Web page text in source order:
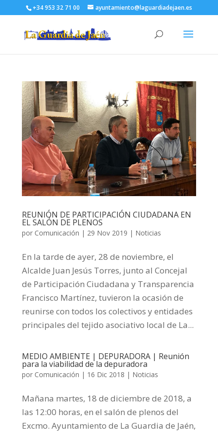
+34 953 32 71 00 ayuntamiento@laguardiadejaen.es
REUNIÓN DE PARTICIPACIÓN CIUDADANA EN
EL SALÓN DE PLENOS
por Comunicación | 29 Nov 2019 | Noticias
En la tarde de ayer, 28 de noviembre, el
Alcalde Juan Jesús Torres, junto al Concejal
de Participación Ciudadana y Transparencia
Francisco Martínez, tuvieron la ocasión de
reunirse con todos los colectivos y entidades
principales del tejido asociativo local de La...
MEDIO AMBIENTE | DEPURADORA | Reunión
para la viabilidad de la depuradora
por Comunicación | 16 Dic 2018 | Noticias
Mañana martes, 18 de diciembre de 2018, a
las 12:00 horas, en el salón de plenos del
Excmo. Ayuntamiento de La Guardia de Jaén,